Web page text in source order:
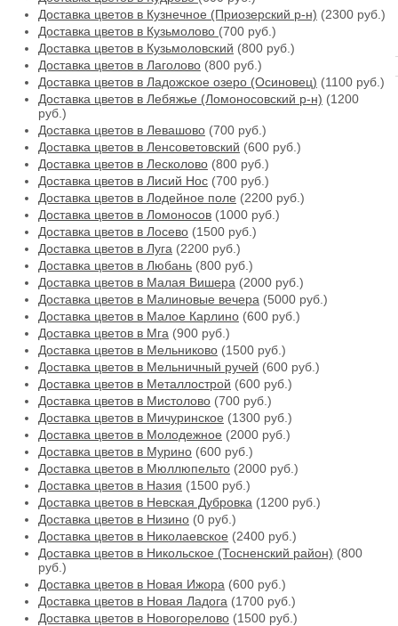
Доставка цветов в Кузнечное (Приозерский р-н) (2300 руб.)
Доставка цветов в Кузьмолово (700 руб.)
Доставка цветов в Кузьмоловский (800 руб.)
Доставка цветов в Лаголово (800 руб.)
Доставка цветов в Ладожское озеро (Осиновец) (1100 руб.)
Доставка цветов в Лебяжье (Ломоносовский р-н) (1200
руб.)
Доставка цветов в Левашово (700 руб.)
Доставка цветов в Ленсоветовский (600 руб.)
Доставка цветов в Лесколово (800 руб.)
Доставка цветов в Лисий Нос (700 руб.)
Доставка цветов в Лодейное поле (2200 руб.)
Доставка цветов в Ломоносов (1000 руб.)
Доставка цветов в Лосево (1500 руб.)
Доставка цветов в Луга (2200 руб.)
Доставка цветов в Любань (800 руб.)
Доставка цветов в Малая Вишера (2000 руб.)
Доставка цветов в Малиновые вечера (5000 руб.)
Доставка цветов в Малое Карлино (600 руб.)
Доставка цветов в Мга (900 руб.)
Доставка цветов в Мельниково (1500 руб.)
Доставка цветов в Мельничный ручей (600 руб.)
Доставка цветов в Металлострой (600 руб.)
Доставка цветов в Мистолово (700 руб.)
Доставка цветов в Мичуринское (1300 руб.)
Доставка цветов в Молодежное (2000 руб.)
Доставка цветов в Мурино (600 руб.)
Доставка цветов в Мюллюпельто (2000 руб.)
Доставка цветов в Назия (1500 руб.)
Доставка цветов в Невская Дубровка (1200 руб.)
Доставка цветов в Низино (0 руб.)
Доставка цветов в Николаевское (2400 руб.)
Доставка цветов в Никольское (Тосненский район) (800
руб.)
Доставка цветов в Новая Ижора (600 руб.)
Доставка цветов в Новая Ладога (1700 руб.)
Доставка цветов в Новогорелово (1500 руб.)